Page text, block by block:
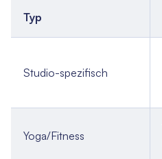
Typ
Studio-spezifisch
Yoga/Fitness